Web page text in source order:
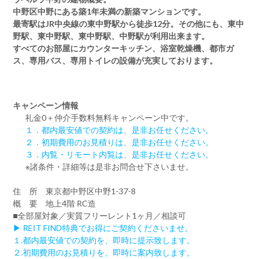
中野区中野にある築1年未満の新築マンションです。
最寄駅はJR中央線の東中野駅から徒歩12分。その他にも、東中
野駅、東中野駅、東中野駅、中野駅が利用出来ます。
すべてのお部屋にカウンターキッチン、浴室乾燥機、都市ガ
ス、専用バス、専用トイレの設備が充実しております。
キャンペーン情報
礼金0＋仲介手数料無料キャンペーン中です。
１．都内最安値での契約は、是非お任せください。
２．初期費用のお見積りは、是非お任せください。
３．内覧・リモート内覧は、是非お任せください。
※諸条件・詳細等は是非お問合せ下さいませ。
住 所 東京都中野区中野1-37-8
概 要 地上4階 RC造
■全部屋対象／実質フリーレント1ヶ月／相談可
▶ REIT FIND特典でお得にご契約くださいませ。
１.都内最安値での契約を、即時に提示致します。
２.初期費用のお見積りを、即時に案内致します。